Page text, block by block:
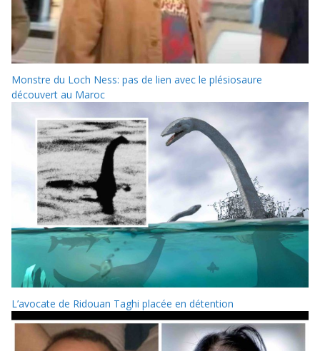
Monstre du Loch Ness: pas de lien avec le plésiosaure
découvert au Maroc
L’avocate de Ridouan Taghi placée en détention